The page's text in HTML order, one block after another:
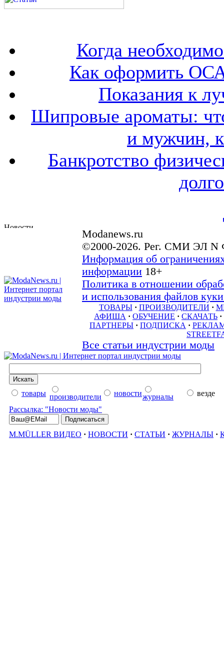
Когда
Как оформить
Показания к
Шипровые ароматы:
и мужчин,
Банкротство
Modanews.ru
©2000-2026. Рег. СМИ ЭЛ N
Информация об
информации 18+
Политика в отношении
и использования файлов
ТОВАРЫ · ПРОИЗВОДИТЕЛИ ·
АФИША · ОБУЧЕНИЕ · СКАЧАТЬ ·
ПАРТНЕРЫ · ПОДПИСКА ·
Все статьи индустрии моды
товары производители новостижурналы
везде
Рассылка: "Новости моды"
M.MÜLLER ВИДЕО · НОВОСТИ · СТАТЬИ · ЖУРНАЛЫ ·